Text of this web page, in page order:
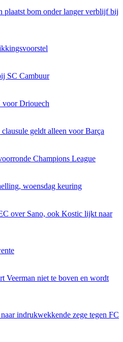
plaatst bom onder langer verblijf bij
SC Cambuur
voor Driouech
geldt alleen voor Barça
Champions League
woensdag keuring
over Sano, ook Kostic lijkt naar
Veerman niet te boven en wordt
indrukwekkende zege tegen FC